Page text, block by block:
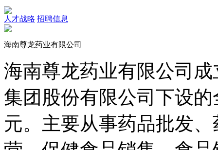
人才战略 招聘信息
海南尊龙药业有限公司
海南尊龙药业有限公司
集团股份有限公司下设
元。主要从事药品批发